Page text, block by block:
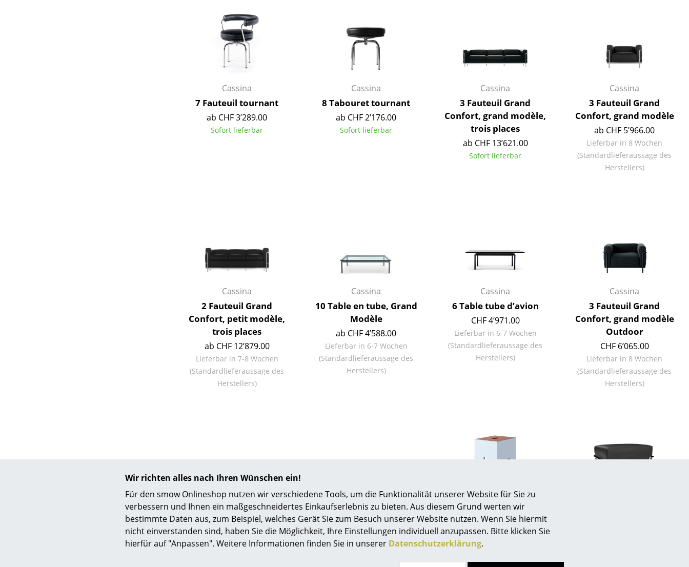
Wir richten alles nach Ihren Wünschen ein!
Für den smow Onlineshop nutzen wir verschiedene Tools, um die Funktionalität unserer Website für Sie zu
verbessern und Ihnen ein maßgeschneidertes Einkaufserlebnis zu bieten. Aus diesem Grund werten wir
bestimmte Daten aus, zum Beispiel, welches Gerät Sie zum Besuch unserer Website nutzen. Wenn Sie hiermit
nicht einverstanden sind, haben Sie die Möglichkeit, Ihre Einstellungen individuell anzupassen. Bitte klicken Sie
hierfür auf "Anpassen". Weitere Informationen finden Sie in unserer Datenschutzerklärung.
Thonet
USM Haller
... alle Hersteller A-Z
Philippe Starck
Verner Panton
... alle Designer A-Z
Inspiration
Special Editions
Designklassiker
Das Original
Geschenkideen
Rückgabe & Umtausch
Unsere Vorteile auf einen Blick
Unternehmen
smow vor Ort
Jobs bei smow
Arbeiten bei smow
Cassina
7 Fauteuil tournant
ab CHF 3’289.00
Sofort lieferbar
Cassina
8 Tabouret tournant
ab CHF 2’176.00
Sofort lieferbar
Cassina
3 Fauteuil Grand
Confort, grand modèle,
trois places
ab CHF 13’621.00
Sofort lieferbar
Cassina
3 Fauteuil Grand
Confort, grand modèle
ab CHF 5’966.00
Lieferbar in 8 Wochen
(Standardlieferaussage des
Herstellers)
Cassina
2 Fauteuil Grand
Confort, petit modèle,
trois places
ab CHF 12’879.00
Lieferbar in 7-8 Wochen
(Standardlieferaussage des
Herstellers)
Cassina
10 Table en tube, Grand
Modèle
ab CHF 4’588.00
Lieferbar in 6-7 Wochen
(Standardlieferaussage des
Herstellers)
Cassina
6 Table tube d’avion
CHF 4’971.00
Lieferbar in 6-7 Wochen
(Standardlieferaussage des
Herstellers)
Cassina
3 Fauteuil Grand
Confort, grand modèle
Outdoor
CHF 6’065.00
Lieferbar in 8 Wochen
(Standardlieferaussage des
Herstellers)
Cassina
3 Fauteuil Grand
Confort, grand modèle,
deux places
Cassina
10 Table en tube basse,
Grand Modèle, Outdoor
CHF 2’906.00
Lieferbar in 6-7 Wochen
Cassina
LC14
Hocker/Beistelltisch
ab CHF 1’007.00
Lieferbar in 10 Wochen